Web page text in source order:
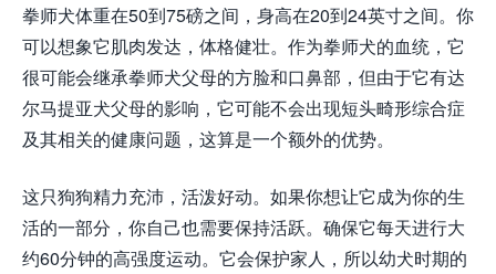
拳师犬体重在50到75磅之间，身高在20到24英寸之间。你
可以想象它肌肉发达，体格健壮。作为拳师犬的血统，它
很可能会继承拳师犬父母的方脸和口鼻部，但由于它有达
尔马提亚犬父母的影响，它可能不会出现短头畸形综合症
及其相关的健康问题，这算是一个额外的优势。
这只狗狗精力充沛，活泼好动。如果你想让它成为你的生
活的一部分，你自己也需要保持活跃。确保它每天进行大
约60分钟的高强度运动。它会保护家人，所以幼犬时期的